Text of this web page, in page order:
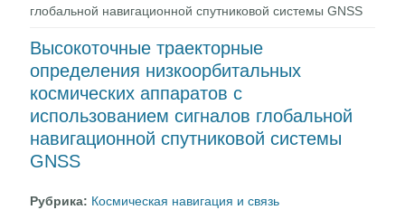
глобальной навигационной спутниковой системы GNSS
Высокоточные траекторные
определения низкоорбитальных
космических аппаратов с
использованием сигналов глобальной
навигационной спутниковой системы
GNSS
Рубрика: Космическая навигация и связь